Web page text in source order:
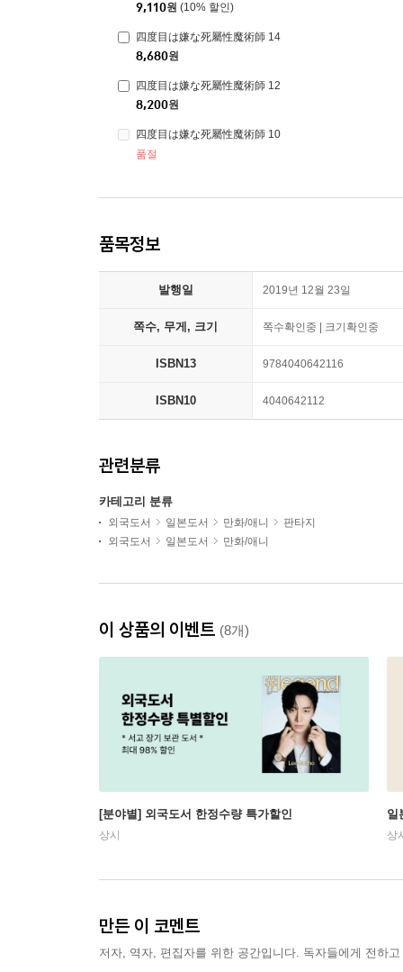
9,110원 (10% 할인)
四度目は嫌な死屬性魔術師 14
8,680원
四度目は嫌な死屬性魔術師 12
8,200원
四度目は嫌な死屬性魔術師 10
품절
품목정보
발행일 2019년 12월 23일
쪽수, 무게, 크기 쪽수확인중 | 크기확인중
ISBN13 9784040642116
ISBN10 4040642112
관련분류
카테고리 분류
외국도서 일본도서 만화/애니
판타지
외국도서
일본도서 만화/애니
이 상품의 이벤트 (8개)
[분야별] 외국도서 한정수량 특가할인
상시
일
상
만든 이 코멘트
저자, 역자, 편집자를 위한 공간입니다. 독자들에게 전하